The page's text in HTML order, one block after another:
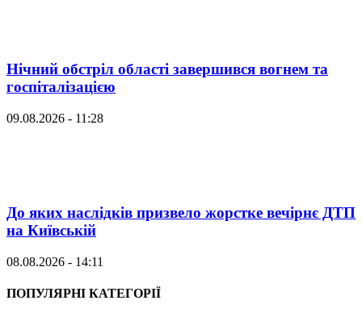
Нічний обстріл області завершився вогнем та
госпіталізацією
09.08.2026 - 11:28
До яких наслідків призвело жорстке вечірнє ДТП
на Київській
08.08.2026 - 14:11
ПОПУЛЯРНІ КАТЕГОРІЇ